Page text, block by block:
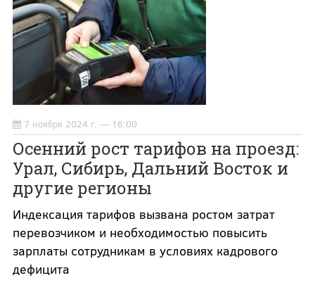
7 ноября 2024 г. — 16:00
Осенний рост тарифов на проезд:
Урал, Сибирь, Дальний Восток и
другие регионы
Индексация тарифов вызвана ростом затрат
перевозчиком и необходимостью повысить
зарплаты сотрудникам в условиях кадрового
дефицита